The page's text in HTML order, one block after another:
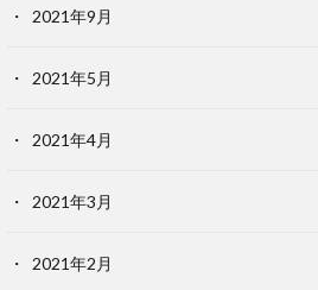
2021年9月
2021年5月
2021年4月
2021年3月
2021年2月